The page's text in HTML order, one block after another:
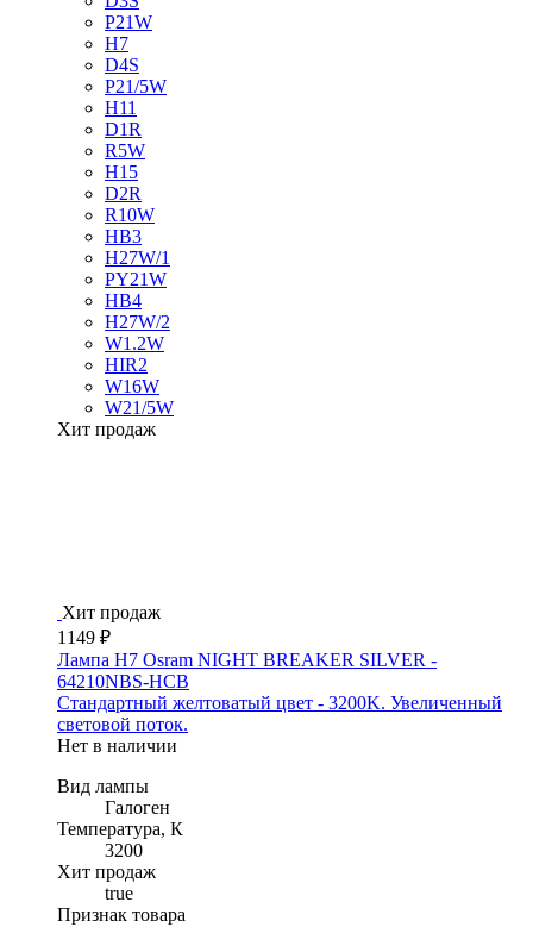
P21W
H7
D4S
P21/5W
H11
D1R
R5W
H15
D2R
R10W
HB3
H27W/1
PY21W
HB4
H27W/2
W1.2W
HIR2
W16W
W21/5W
Хит продаж
Хит продаж
1149 ₽
Лампа H7 Osram NIGHT BREAKER SILVER -
64210NBS-HCB
Стандартный желтоватый цвет - 3200K. Увеличенный
световой поток.
Нет в наличии
Вид лампы
Галоген
Температура, К
3200
Хит продаж
true
Признак товара